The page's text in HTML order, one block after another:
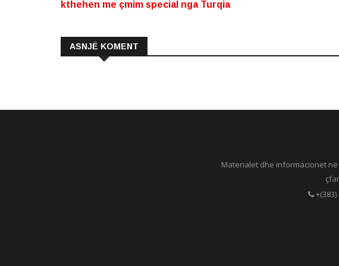
kthehen me çmim special nga Turqia
ASNJË KOMENT
Materialet dhe informacionet
+(383)